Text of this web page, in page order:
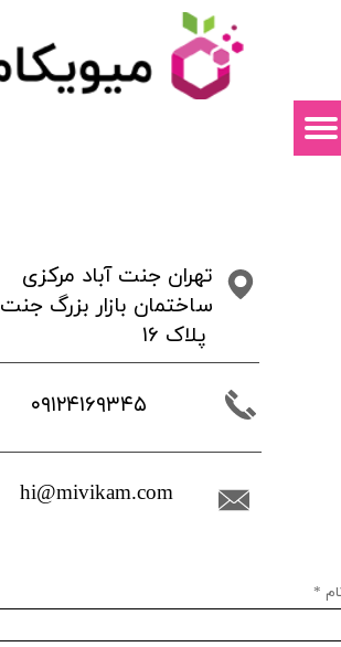
حساب کاربری من
تغییر گذر واژه
سفارشات
*
​تهران جنت آباد مرکزی
ساختمان بازار بزرگ جنت
پلاک ۱۶
۰۹۱۲۴۱۶۹۳۴۵
​​hi@mivikam.com